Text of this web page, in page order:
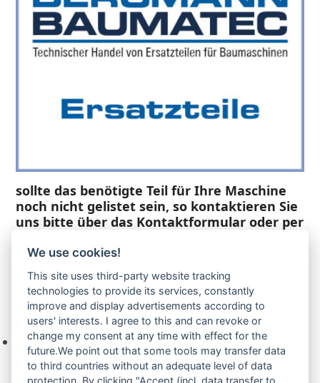
sollte das benötigte Teil für Ihre Maschine
noch nicht gelistet sein, so kontaktieren Sie
uns bitte über das Kontaktformular oder per
Ihre Anfrage
Keine Produkte in der Anfrageliste.
We use cookies!
This site uses third-party website tracking
technologies to provide its services, constantly
improve and display advertisements according to
users' interests. I agree to this and can revoke or
change my consent at any time with effect for the
future.We point out that some tools may transfer data
to third countries without an adequate level of data